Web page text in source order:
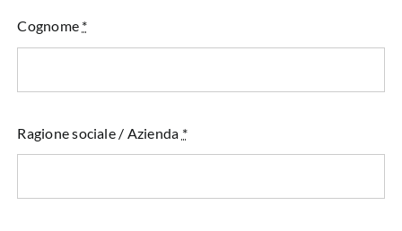
Cognome *
Ragione sociale / Azienda *